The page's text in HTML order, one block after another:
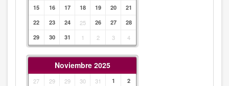
15
16 17 18 19 20
21
22
23 24 25 26 27
28
29
30 31 1 2 3 4
Noviembre 2025
27 29 29 30 31 1
2